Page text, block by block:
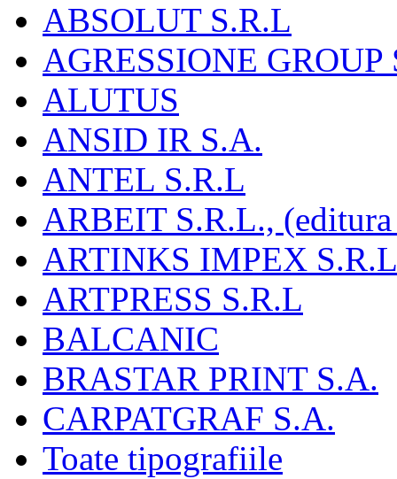
ABSOLUT S.R.L
AGRESSIONE GROUP
ALUTUS
ANSID IR S.A.
ANTEL S.R.L
ARBEIT S.R.L.,
ARTINKS IMPEX
ARTPRESS S.R.L
BALCANIC
BRASTAR PRINT S.A.
CARPATGRAF S.A.
Toate tipografiile